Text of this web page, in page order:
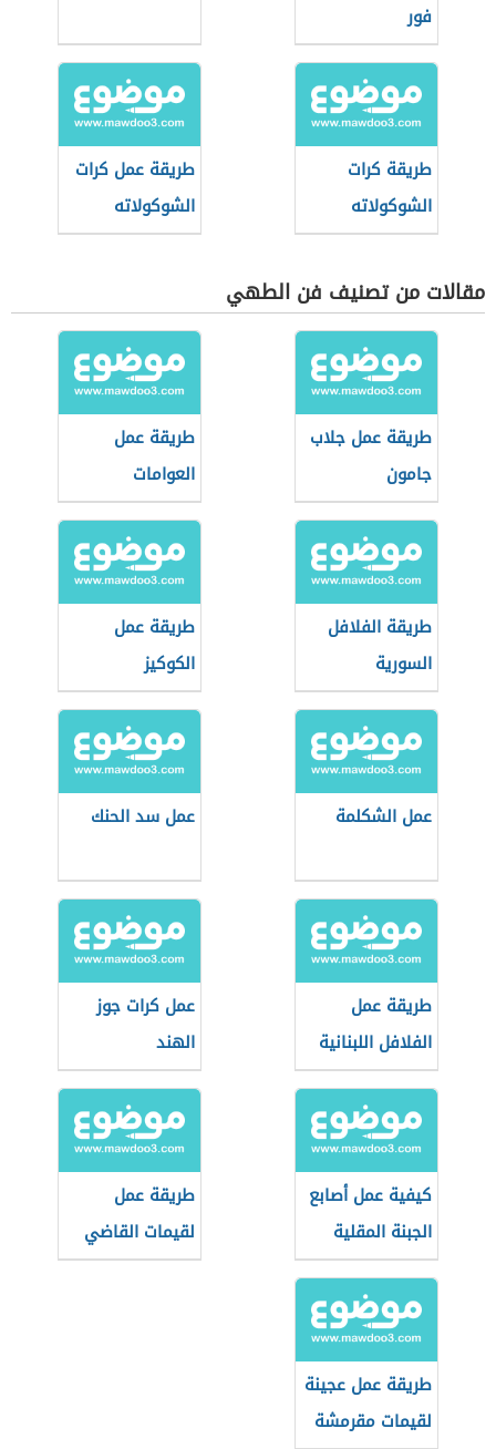
فور
طريقة كرات
الشوكولاته
طريقة عمل كرات
الشوكولاته
مقالات من تصنيف فن الطهي
طريقة عمل جلاب
جامون
طريقة عمل
العوامات
المقرمشة
طريقة الفلافل
السورية
طريقة عمل
الكوكيز
عمل الشكلمة عمل سد الحنك
طريقة عمل
الفلافل اللبنانية
عمل كرات جوز
الهند
كيفية عمل أصابع
الجبنة المقلية
طريقة عمل
لقيمات القاضي
الجاهزة
طريقة عمل عجينة
لقيمات مقرمشة